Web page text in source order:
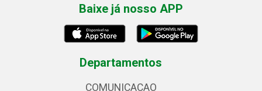
Baixe já nosso APP
Departamentos
COMUNICACAO